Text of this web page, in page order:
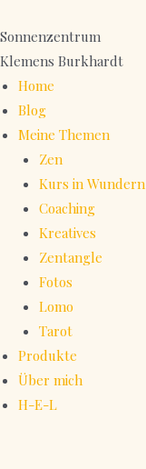
Inhalt
springen
Sonnenzentrum
Klemens Burkhardt
Home
Blog
Meine Themen
Zen
Kurs in Wundern
Coaching
Kreatives
Zentangle
Fotos
Lomo
Tarot
Produkte
Über mich
H-E-L